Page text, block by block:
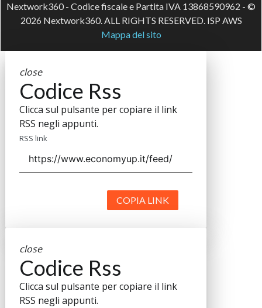
Nextwork360 - Codice fiscale e Partita IVA 13868590962 - ©
2026 Nextwork360. ALL RIGHTS RESERVED. ISP AWS
Mappa del sito
close
Codice Rss
Clicca sul pulsante per copiare il link
RSS negli appunti.
RSS link
COPIA LINK
close
Codice Rss
Clicca sul pulsante per copiare il link
RSS negli appunti.